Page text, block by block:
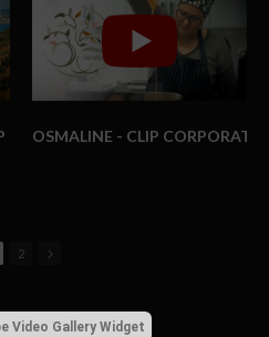
CORPORATE
OSMALINE - CLIP CORPORATE
2
Video Gallery Widget